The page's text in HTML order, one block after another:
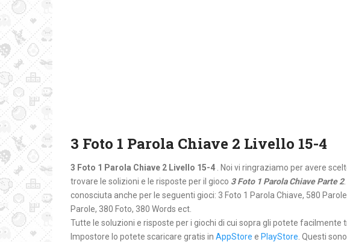
3 Foto 1 Parola Chiave 2 Livello 15-4
3 Foto 1 Parola Chiave 2 Livello 15-4
. Noi vi ringraziamo per avere
trovare le solizioni e le risposte per il gioco 3 Foto 1 Parola Chiave Parte 2
conosciuta anche per le seguenti gioci: 3 Foto 1 Parola Chiave, 580
Parole, 380 Foto, 380 Words ect.
Tutte le soluzioni e risposte per i giochi di cui sopra gli potete facilmente
Impostore lo potete scaricare gratis in AppStore e PlayStore . Questi